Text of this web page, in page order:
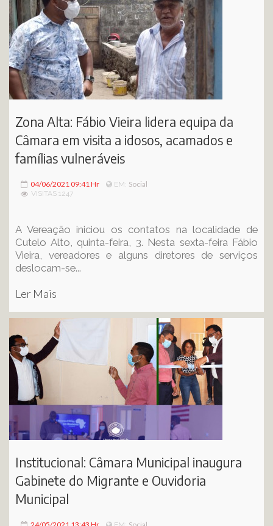
Zona Alta: Fábio Vieira lidera equipa da
Câmara em visita a idosos, acamados e
famílias vulneráveis
04/06/2021 09:41 Hr EM: Social
VISITAS 1247
A Vereação iniciou os contatos na localidade de
Cutelo Alto, quinta-feira, 3. Nesta sexta-feira Fábio
Vieira, vereadores e alguns diretores de serviços
deslocam-se...
Ler Mais
Institucional: Câmara Municipal inaugura
Gabinete do Migrante e Ouvidoria
Municipal